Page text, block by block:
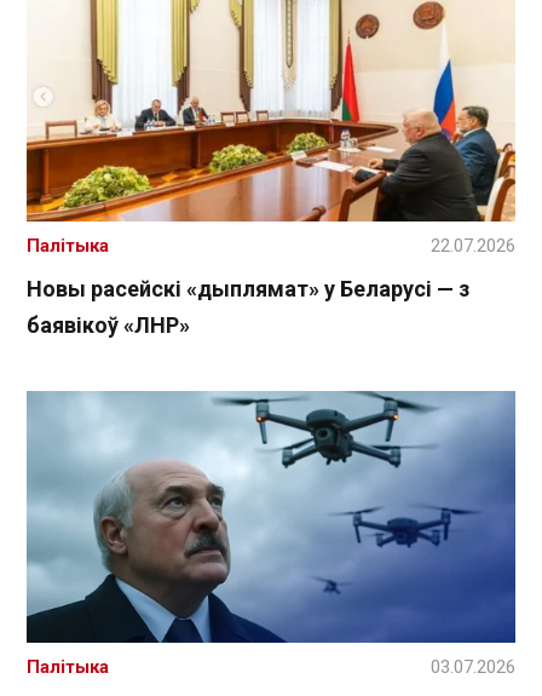
Новы расейскі «дыплямат» у Беларусі — з
баявікоў «ЛНР»
Палітыка 22.07.2026
Палітыка 03.07.2026